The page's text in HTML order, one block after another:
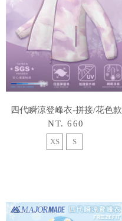
四代瞬涼登峰衣-拼接/花色款
NT. 660
XS S